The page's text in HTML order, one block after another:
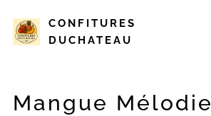
CONFITURES
DUCHATEAU
Mangue Mélodie